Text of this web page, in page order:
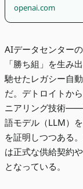
openai.com
AIデータセンター
「勝ち組」を生み
馳せたレガシー自
だ。デトロイトか
ニアリング技術
語モデル（LLM）
を証明しつつある
は正式な供給契約
となっている。